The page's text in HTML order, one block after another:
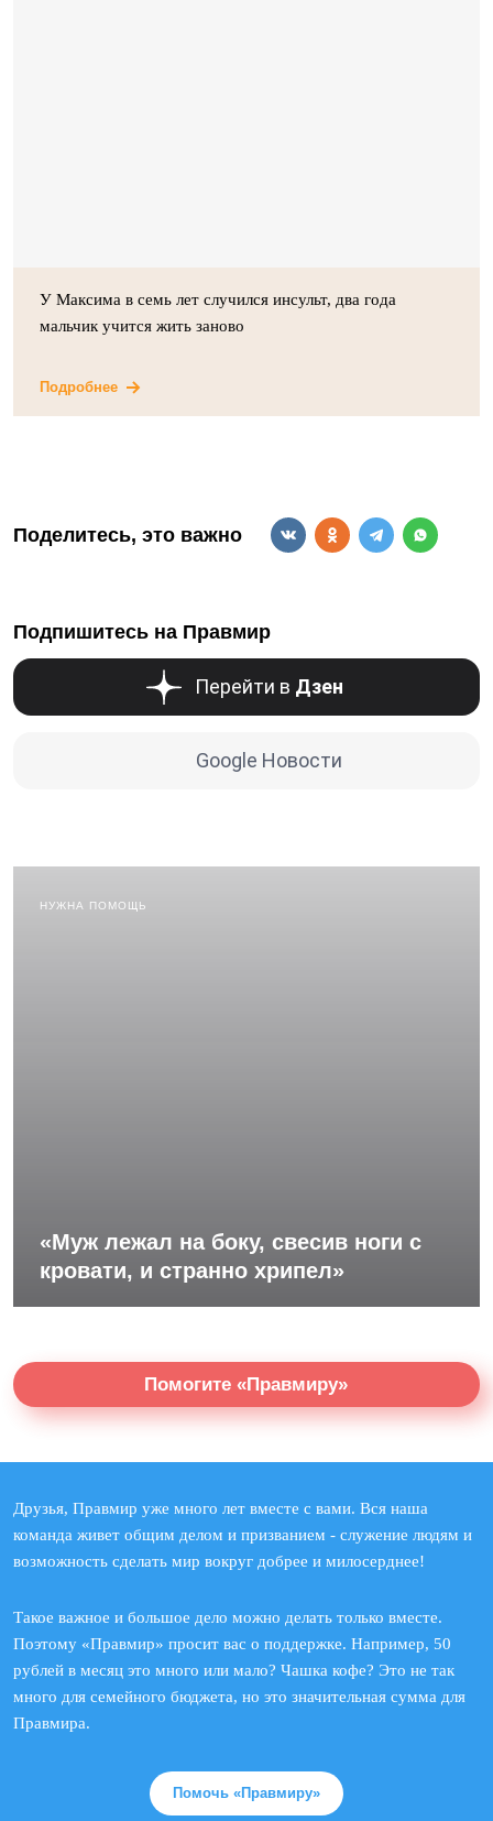
У Максима в семь лет случился инсульт, два года
мальчик учится жить заново
Подробнее
Поделитесь, это важно
Подпишитесь на Правмир
Перейти в Дзен
Google Новости
НУЖНА ПОМОЩЬ
«Муж лежал на боку, свесив ноги с
кровати, и странно хрипел»
Помогите «Правмиру»
Друзья, Правмир уже много лет вместе с вами. Вся наша
команда живет общим делом и призванием - служение людям и
возможность сделать мир вокруг добрее и милосерднее!
Такое важное и большое дело можно делать только вместе.
Поэтому «Правмир» просит вас о поддержке. Например, 50
рублей в месяц это много или мало? Чашка кофе? Это не так
много для семейного бюджета, но это значительная сумма для
Правмира.
Помочь «Правмиру»